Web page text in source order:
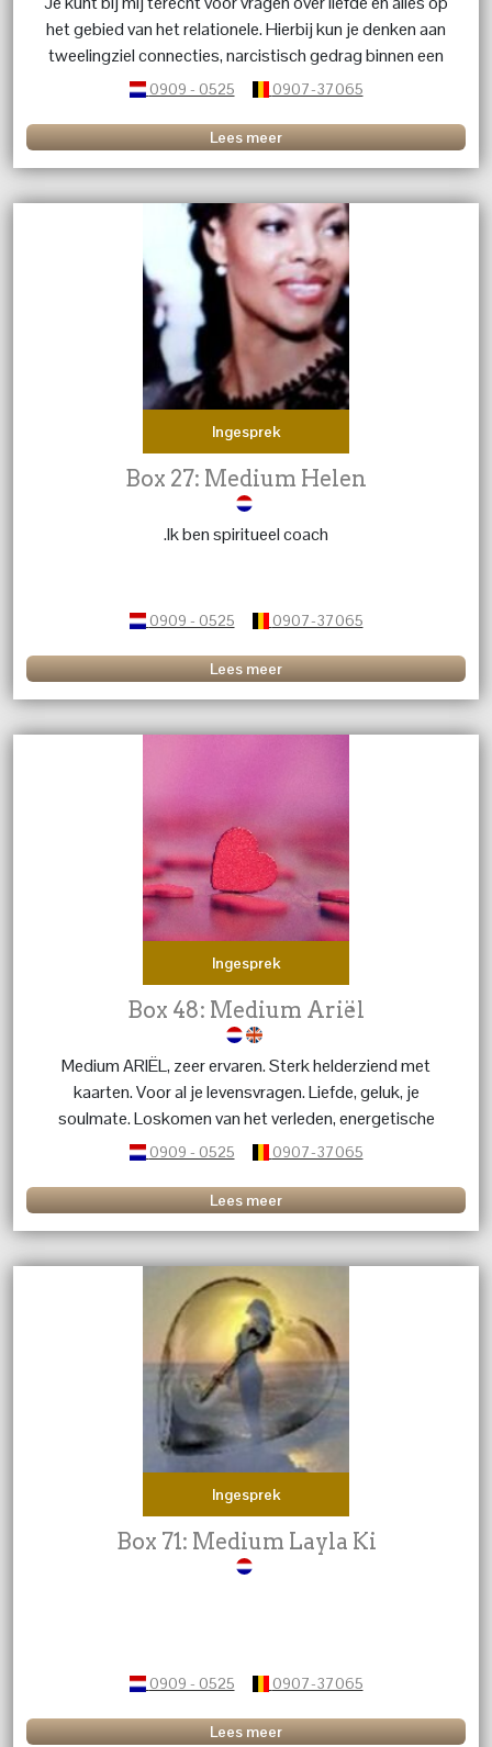
het gebied van het relationele. Hierbij kun je denken aan
tweelingziel connecties, narcistisch gedrag binnen een
relatie. Als coach en medium kijk ik naar jouw situatie.
0909 - 0525 0907-37065
Lees meer
Ingesprek
Box 27: Medium Helen
.Ik ben spiritueel coach
0909 - 0525 0907-37065
Lees meer
Ingesprek
Box 48: Medium Ariël
Medium ARIËL, zeer ervaren. Sterk helderziend met
kaarten. Voor al je levensvragen. Liefde, geluk, je
soulmate. Loskomen van het verleden, energetische
beschermihg, narcistische interacties, persoonlijke
0909 - 0525 0907-37065
Lees meer
Ingesprek
Box 71: Medium Layla Ki
0909 - 0525 0907-37065
Lees meer